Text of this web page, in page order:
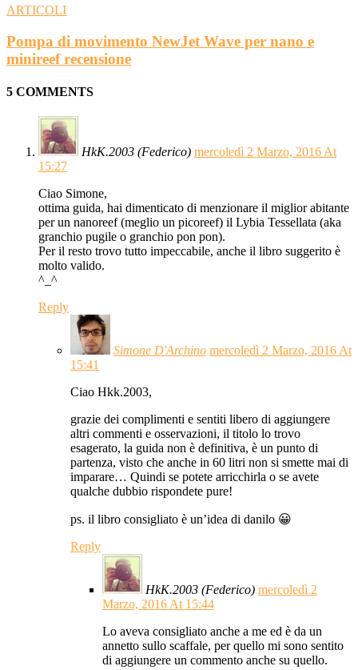
ARTICOLI
Pompa di movimento NewJet Wave per nano e
minireef recensione
5 COMMENTS
HkK.2003 (Federico) mercoledì 2 Marzo, 2016 At
15:27
Ciao Simone,
ottima guida, hai dimenticato di menzionare il miglior abitante
per un nanoreef (meglio un picoreef) il Lybia Tessellata (aka
granchio pugile o granchio pon pon).
Per il resto trovo tutto impeccabile, anche il libro suggerito è
molto valido.
^_^
Reply
Simone D'Archino mercoledì 2 Marzo, 2016 At
15:41
Ciao Hkk.2003,
grazie dei complimenti e sentiti libero di aggiungere
altri commenti e osservazioni, il titolo lo trovo
esagerato, la guida non è definitiva, è un punto di
partenza, visto che anche in 60 litri non si smette mai di
imparare… Quindi se potete arricchirla o se avete
qualche dubbio rispondete pure!
ps. il libro consigliato è un’idea di danilo 😀
Reply
HkK.2003 (Federico) mercoledì 2
Marzo, 2016 At 15:44
Lo aveva consigliato anche a me ed è da un
annetto sullo scaffale, per quello mi sono sentito
di aggiungere un commento anche su quello.